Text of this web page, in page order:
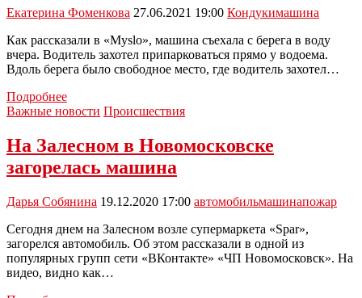
вылетела
на
«встречку»:
видео
Екатерина Фоменкова 27.06.2021 19:00 Кондукимашина
Как рассказали в «Myslo», машина съехала с берега в воду
вчера. Водитель захотел припарковаться прямо у водоема.
Вдоль берега было свободное место, где водитель захотел…
ПодробнееВ
Кондуках
в
воду
Важные новости Происшествия
На Залесном в Новомосковске
загорелась машина
Дарья Собянина 19.12.2020 17:00 автомобильмашинапожар
Сегодня днем на Залесном возле супермаркета «Spar»,
загорелся автомобиль. Об этом рассказали в одной из
популярных групп сети «ВКонтакте» «ЧП Новомосковск». На
видео, видно как…